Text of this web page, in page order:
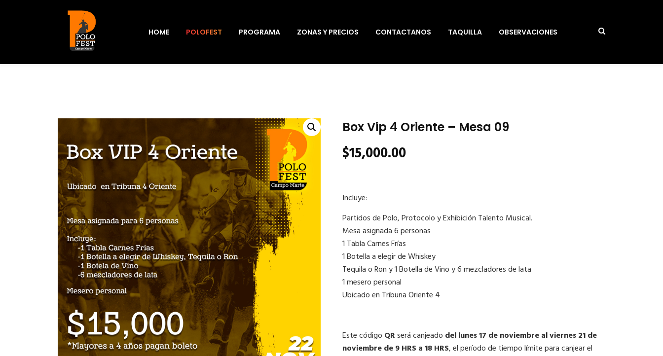
HOME POLOFEST PROGRAMA ZONAS Y PRECIOS CONTACTANOS TAQUILLA OBSERVACIONES
Box Vip 4 Oriente – Mesa 09
$15,000.00
Incluye:
Partidos de Polo, Protocolo y Exhibición Talento Musical.
Mesa asignada 6 personas
1 Tabla Carnes Frías
1 Botella a elegir de Whiskey
Tequila o Ron y 1 Botella de Vino y 6 mezcladores de lata
1 mesero personal
Ubicado en Tribuna Oriente 4
Este código QRserá canjeado del lunes 17 de noviembre al viernes 21 de
noviembre de 9 HRS a 18 HRS, el período de tiempo límite para canjear el